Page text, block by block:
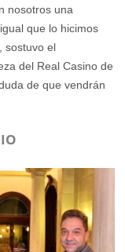
nosotros una
que lo hicimos
sostuvo el
del Real Casino de
de que vendrán